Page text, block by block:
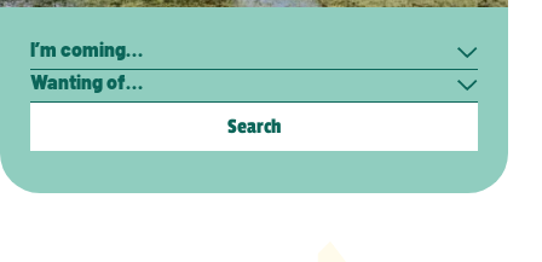
Search